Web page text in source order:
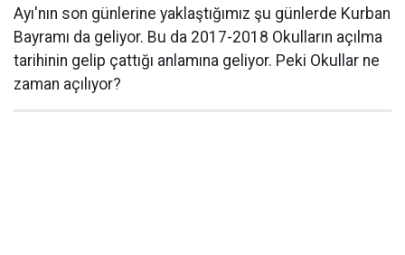
Ayı'nın son günlerine yaklaştığımız şu günlerde Kurban
Bayramı da geliyor. Bu da 2017-2018 Okulların açılma
tarihinin gelip çattığı anlamına geliyor. Peki Okullar ne
zaman açılıyor?